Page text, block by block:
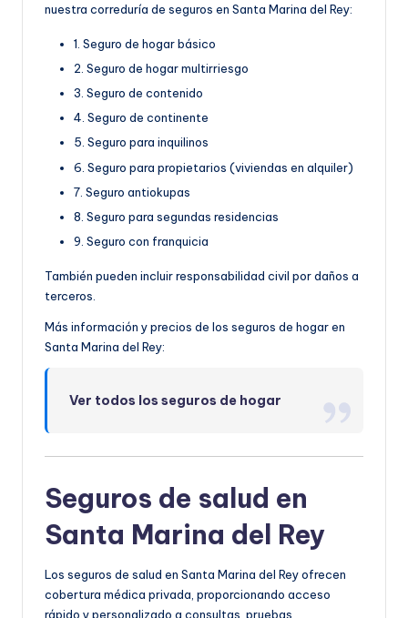
nuestra correduría de seguros en Santa Marina del Rey:
1. Seguro de hogar básico
2. Seguro de hogar multirriesgo
3. Seguro de contenido
4. Seguro de continente
5. Seguro para inquilinos
6. Seguro para propietarios (viviendas en alquiler)
7. Seguro antiokupas
8. Seguro para segundas residencias
9. Seguro con franquicia
También pueden incluir responsabilidad civil por daños a
terceros.
Más información y precios de los seguros de hogar en
Santa Marina del Rey:
Ver todos los seguros de hogar
Seguros de salud en
Santa Marina del Rey
Los seguros de salud en Santa Marina del Rey ofrecen
cobertura médica privada, proporcionando acceso
rápido y personalizado a consultas, pruebas